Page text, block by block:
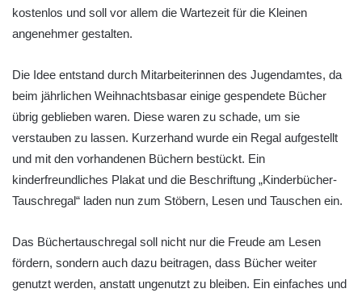
kostenlos und soll vor allem die Wartezeit für die Kleinen
angenehmer gestalten.
Die Idee entstand durch Mitarbeiterinnen des Jugendamtes, da
beim jährlichen Weihnachtsbasar einige gespendete Bücher
übrig geblieben waren. Diese waren zu schade, um sie
verstauben zu lassen. Kurzerhand wurde ein Regal aufgestellt
und mit den vorhandenen Büchern bestückt. Ein
kinderfreundliches Plakat und die Beschriftung „Kinderbücher-
Tauschregal“ laden nun zum Stöbern, Lesen und Tauschen ein.
Das Büchertauschregal soll nicht nur die Freude am Lesen
fördern, sondern auch dazu beitragen, dass Bücher weiter
genutzt werden, anstatt ungenutzt zu bleiben. Ein einfaches und